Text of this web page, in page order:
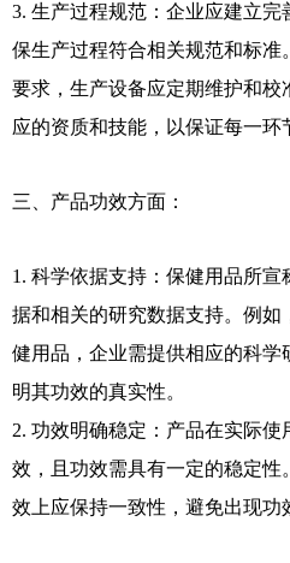
3. 生产过程规范：企业应建立
保生产过程符合相关规范和标准
要求，生产设备应定期维护和校
应的资质和技能，以保证每一环
三、产品功效方面：
1. 科学依据支持：保健用品所
据和相关的研究数据支持。例如
健用品，企业需提供相应的科学
明其功效的真实性。
2. 功效明确稳定：产品在实际
效，且功效需具有一定的稳定性
效上应保持一致性，避免出现功